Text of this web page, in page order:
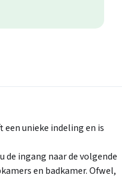
Onze
Contact
een unieke indeling en is
ingang naar de volgende
en badkamer. Ofwel,